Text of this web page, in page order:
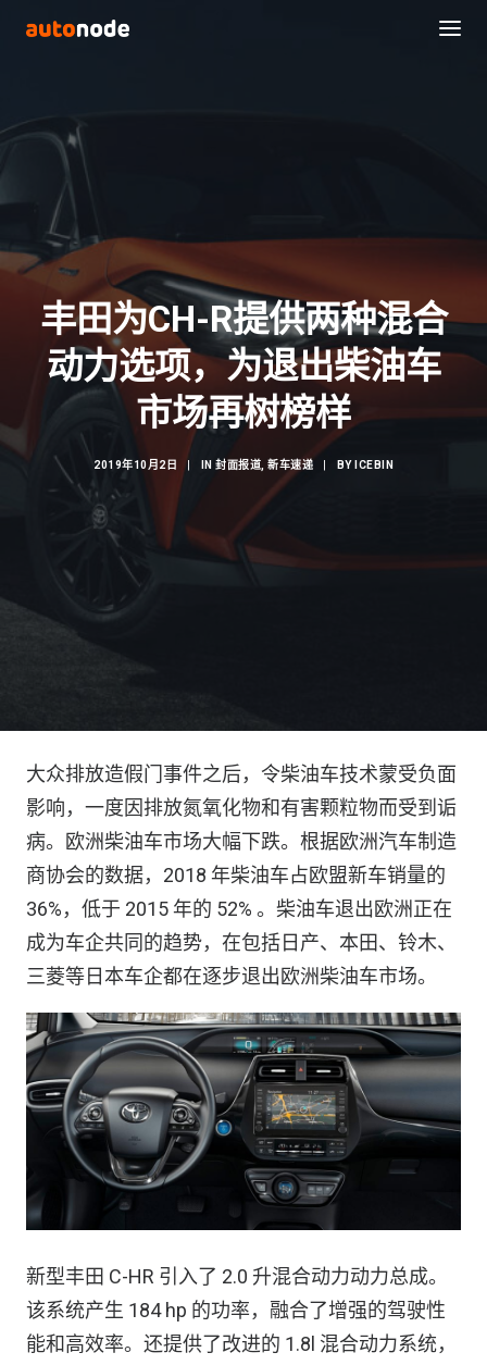
Search
丰田为CH-R提供两种混合
动力选项，为退出柴油车
市场再树榜样
2019年10月2日 IN 封面报道 新车速递 BY ICEBIN
大众排放造假门事件之后，令柴油车技术蒙受负面
影响，一度因排放氮氧化物和有害颗粒物而受到诟
病。欧洲柴油车市场大幅下跌。根据欧洲汽车制造
商协会的数据，2018 年柴油车占欧盟新车销量的
36%，低于 2015 年的 52% 。柴油车退出欧洲正在
成为车企共同的趋势，在包括日产、本田、铃木、
三菱等日本车企都在逐步退出欧洲柴油车市场。
新型丰田 C-HR 引入了 2.0 升混合动力动力总成。
该系统产生 184 hp 的功率，融合了增强的驾驶性
能和高效率。还提供了改进的 1.8l 混合动力系统，